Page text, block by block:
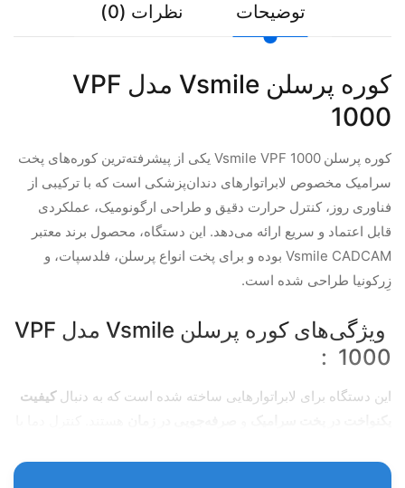
توضیحات نظرات (0)
کوره پرسلن Vsmile مدل VPF
1000
کوره پرسلن
Vsmile VPF 1000 یکی از پیشرفته‌ترین کوره‌های پخت
سرامیک مخصوص لابراتوارهای دندان‌پزشکی است که با ترکیبی از
فناوری روز، کنترل حرارت دقیق و طراحی ارگونومیک، عملکردی
قابل اعتماد و سریع ارائه می‌دهد. این دستگاه، محصول برند معتبر
Vsmile CADCAM بوده و برای پخت انواع پرسلن، فلدسپات، و
زِرکونیا طراحی شده است.
ویژگی‌های کوره پرسلن Vsmile مدل VPF
1000 :
این دستگاه برای لابراتوارهایی ساخته شده است که به دنبالکیفیت
صاف و بدون حفره داشته باشد.